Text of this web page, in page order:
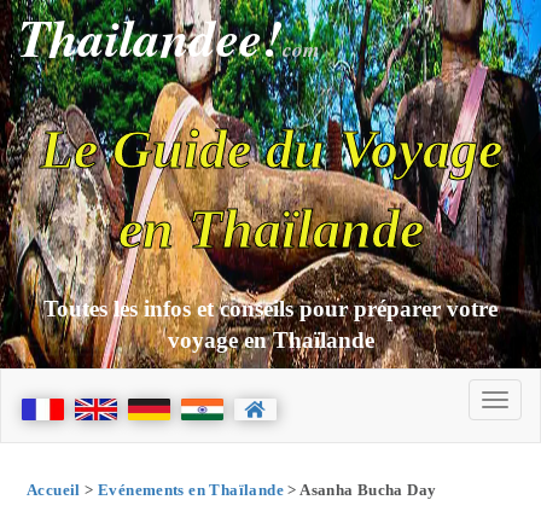
Thailandee!com
Le Guide du Voyage
en Thaïlande
Toutes les infos et conseils pour préparer votre
voyage en Thaïlande
Accueil > Evénements en Thaïlande> Asanha Bucha Day